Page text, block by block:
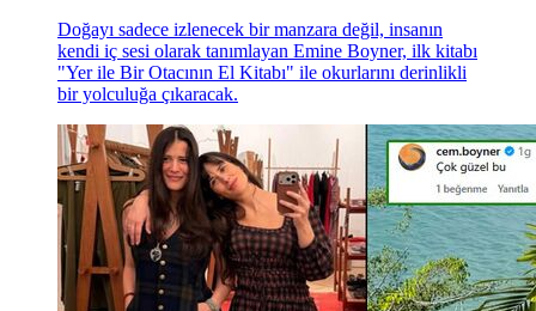
Doğayı sadece izlenecek bir manzara değil, insanın
kendi iç sesi olarak tanımlayan Emine Boyner, ilk kitabı
"Yer ile Bir Otacının El Kitabı" ile okurlarını derinlikli
bir yolculuğa çıkaracak.